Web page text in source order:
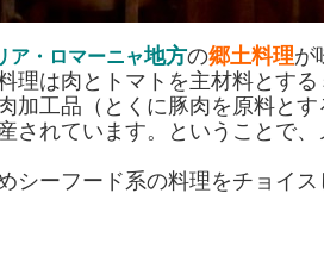
ア・ロマーニャ地方の郷土料理が
理は肉とトマトを主材料とす
加工品（とくに豚肉を原料と
されています。ということで
ーフード系の料理をチョイス